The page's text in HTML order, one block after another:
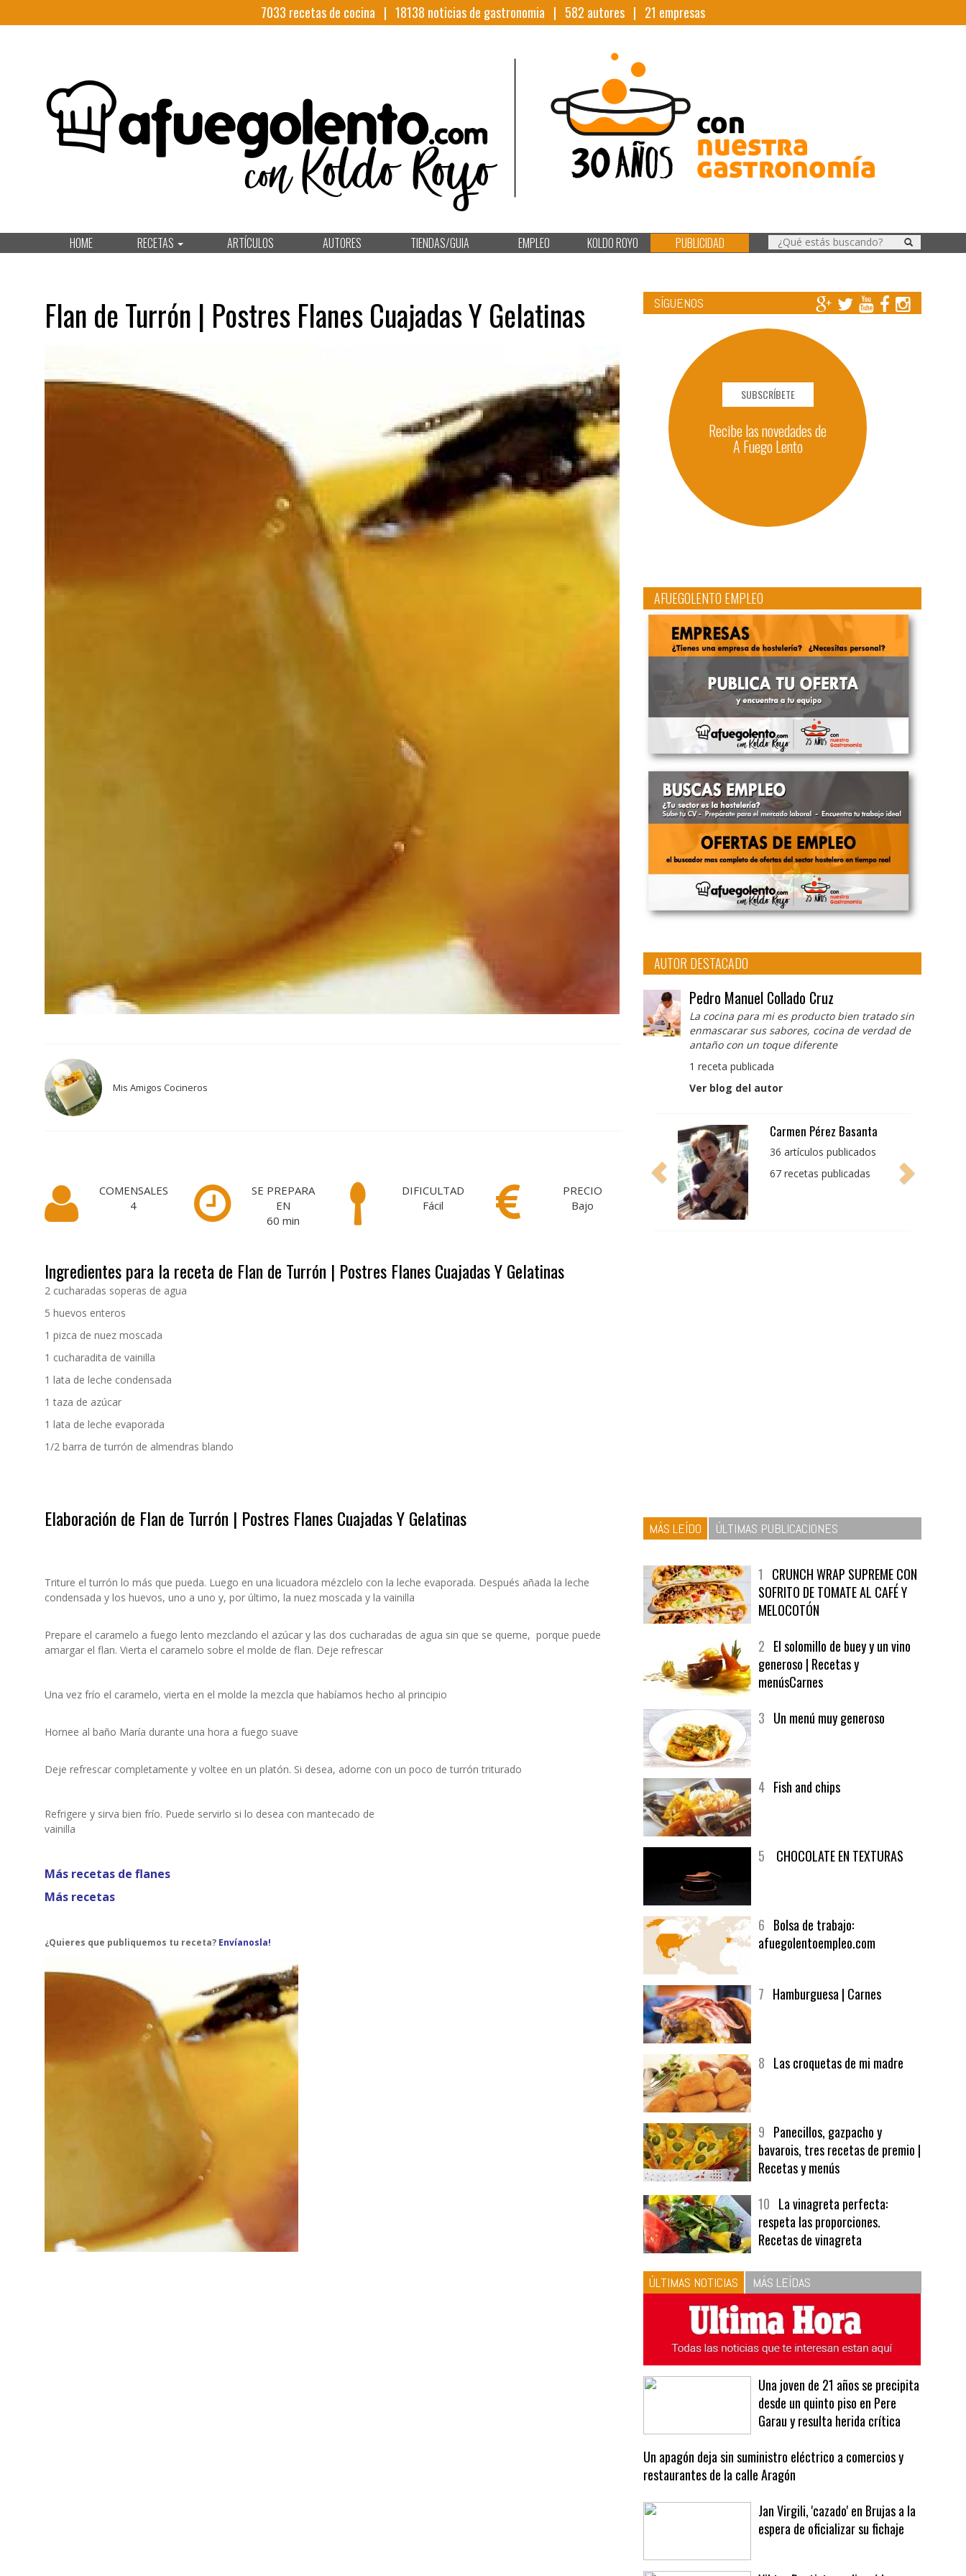
7033 recetas de cocina | 18138 noticias de gastronomia | 582 autores | 21 empresas
HOME RECETAS ARTÍCULOS AUTORES TIENDAS/GUIA EMPLEO KOLDO ROYO PUBLICIDAD
Flan de Turrón | Postres Flanes Cuajadas Y Gelatinas
Mis Amigos Cocineros
COMENSALES
4
SE PREPARA
EN
60 min
DIFICULTAD
Fácil
PRECIO
Bajo
Ingredientes para la receta de Flan de Turrón | Postres Flanes Cuajadas Y Gelatinas
2 cucharadas soperas de agua
5 huevos enteros
1 pizca de nuez moscada
1 cucharadita de vainilla
1 lata de leche condensada
1 taza de azúcar
1 lata de leche evaporada
1/2 barra de turrón de almendras blando
Elaboración de Flan de Turrón | Postres Flanes Cuajadas Y Gelatinas
Triture el turrón lo más que pueda. Luego en una licuadora mézclelo con la leche evaporada. Después añada la leche
condensada y los huevos, uno a uno y, por último, la nuez moscada y la vainilla
Prepare el caramelo a fuego lento mezclando el azúcar y las dos cucharadas de agua sin que se queme, porque puede
amargar el flan. Vierta el caramelo sobre el molde de flan. Deje refrescar
Una vez frío el caramelo, vierta en el molde la mezcla que habíamos hecho al principio
Hornee al baño María durante una hora a fuego suave
Deje refrescar completamente y voltee en un platón. Si desea, adorne con un poco de turrón triturado
Refrigere y sirva bien frío. Puede servirlo si lo desea con mantecado de
vainilla
Más recetas de flanes
Más recetas
¿Quieres que publiquemos tu receta? Envíanosla!
SÍGUENOS
SUBSCRÍBETE
Recibe las novedades de
A Fuego Lento
AFUEGOLENTO EMPLEO
AUTOR DESTACADO
Pedro Manuel Collado Cruz
La cocina para mi es producto bien tratado sin
enmascarar sus sabores, cocina de verdad de
antaño con un toque diferente
1 receta publicada
Ver blog del autor
Pedro Manuel Collado
Cruz
producto bien tratado
MÁS LEÍDO ÚLTIMAS PUBLICACIONES
SOFRITO DE TOMATE AL CAFÉ Y
MELOCOTÓN
generoso | Recetas y
afuegolentoempleo.com
bavarois, tres recetas de premio |
Recetas y menús
respeta las proporciones.
Recetas de vinagreta
ÚLTIMAS NOTICIAS MÁS LEÍDAS
desde un quinto piso en Pere
Garau y resulta herida crítica
Un apagón deja sin suministro eléctrico a comercios y
restaurantes de la calle Aragón